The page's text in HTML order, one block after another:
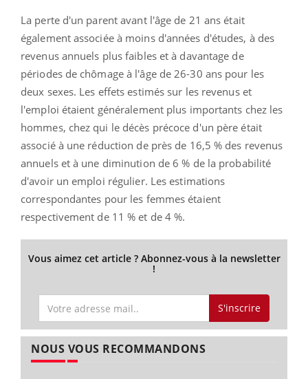
La perte d'un parent avant l'âge de 21 ans était
également associée à moins d'années d'études, à des
revenus annuels plus faibles et à davantage de
périodes de chômage à l'âge de 26-30 ans pour les
deux sexes. Les effets estimés sur les revenus et
l'emploi étaient généralement plus importants chez les
hommes, chez qui le décès précoce d'un père était
associé à une réduction de près de 16,5 % des revenus
annuels et à une diminution de 6 % de la probabilité
d'avoir un emploi régulier. Les estimations
correspondantes pour les femmes étaient
respectivement de 11 % et de 4 %.
Vous aimez cet article ? Abonnez-vous à la newsletter
!
S'inscrire
NOUS VOUS RECOMMANDONS